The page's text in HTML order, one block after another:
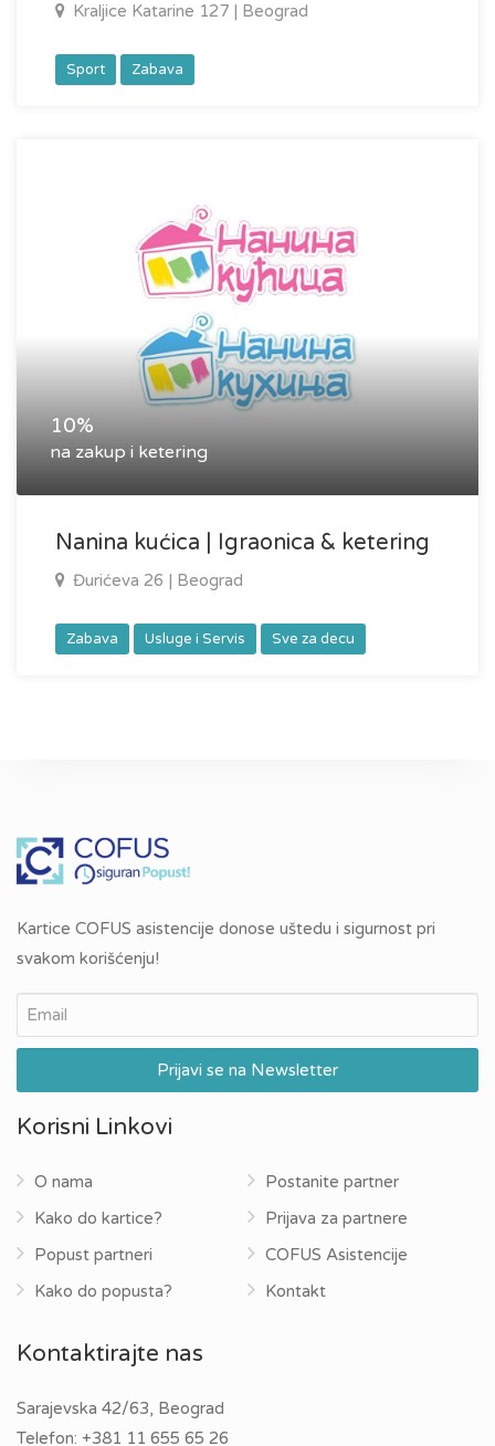
Kraljice Katarine 127 | Beograd
Sport Zabava
10%
na zakup i ketering
Nanina kućica | Igraonica & ketering
Đurićeva 26 | Beograd
Zabava Usluge i Servis Sve za decu
Kartice COFUS asistencije donose uštedu i sigurnost pri
svakom korišćenju!
Korisni Linkovi
O nama
Kako do kartice?
Popust partneri
Kako do popusta?
Postanite partner
Prijava za partnere
COFUS Asistencije
Kontakt
Kontaktirajte nas
Sarajevska 42/63, Beograd
Telefon: +381 11 655 65 26